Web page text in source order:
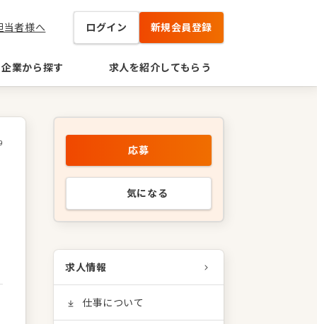
当者様へ ログイン 新規会員登録
企業から探す 求人を紹介してもらう
応募
気になる
求人情報
仕事について